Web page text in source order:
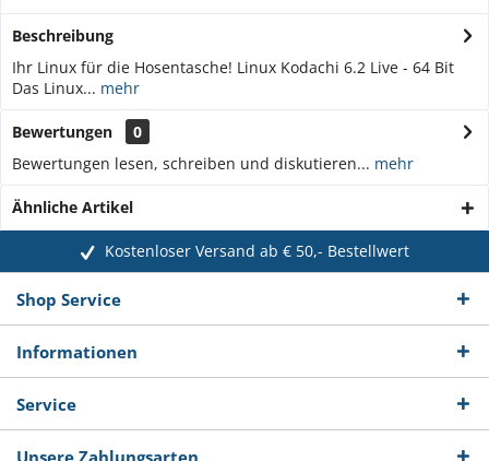
Beschreibung
Ihr Linux für die Hosentasche! Linux Kodachi 6.2 Live - 64 Bit
Das Linux... mehr
Bewertungen
0
Bewertungen lesen, schreiben und diskutieren... mehr
Ähnliche Artikel
Kostenloser Versand ab € 50,- Bestellwert
Shop Service
Informationen
Service
Unsere Zahlungsarten